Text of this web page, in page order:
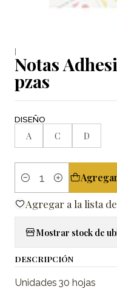
|
Notas
pzas
DISEÑO
A C D
Cantidad
Agregar a la lista
Mostrar stock de
DESCRIPCIÓN
Unidades 30 hojas